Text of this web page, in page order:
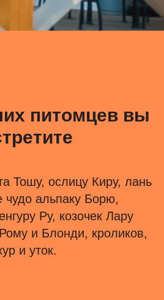
питомцев вы
Тошу, ослицу Киру, лань
альпаку Борю,
Ру, козочек Лару
и Блонди, кроликов,
и уток.